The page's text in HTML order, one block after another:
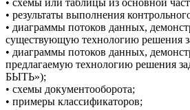
• схемы или таблицы из основной
• результаты выполнения
• диаграммы потоков данных,
существующую технологию решения
• диаграммы потоков данных,
предлагаемую технологию
БЫТЬ»);
• схемы документооборота;
• примеры классификаторов;